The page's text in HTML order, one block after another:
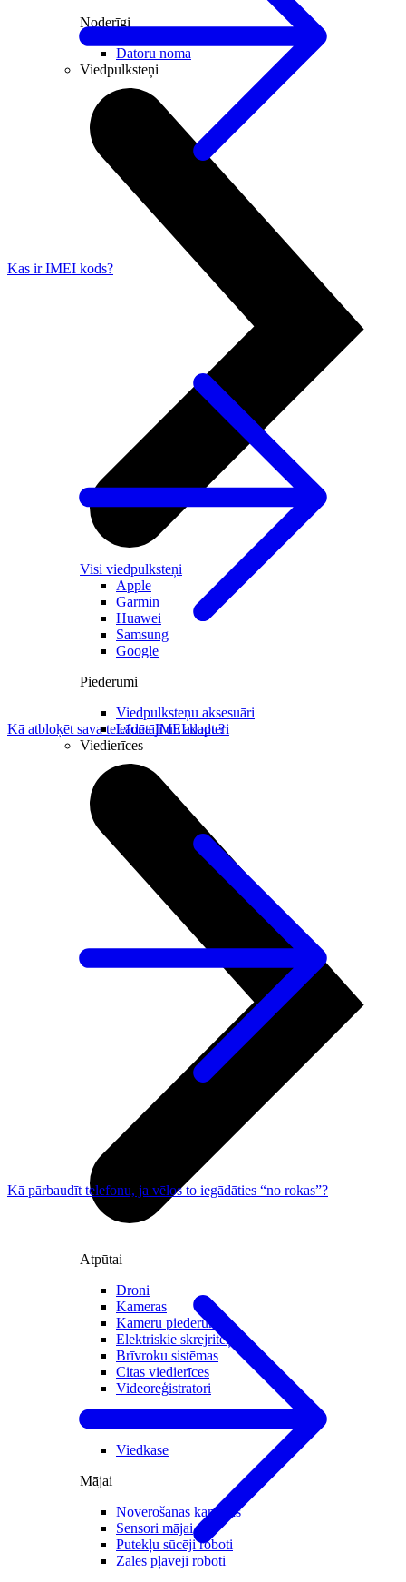
Noderīgi
Datoru noma
Viedpulksteņi
Visi viedpulksteņi
Apple
Garmin
Huawei
Samsung
Google
Piederumi
Viedpulksteņu aksesuāri
Lādētāji un adapteri
Viedierīces
Atpūtai
Droni
Kameras
Kameru piederumi
Elektriskie skrejriteņi
Brīvroku sistēmas
Citas viedierīces
Videoreģistratori
Biznesam
Viedkase
Mājai
Novērošanas kameras
Sensori mājai
Putekļu sūcēji roboti
Zāles pļāvēji roboti
Kas ir IMEI kods?
Kā atbloķēt sava telefona IMEI kodu?
Kā pārbaudīt telefonu, ja vēlos to iegādāties “no rokas”?